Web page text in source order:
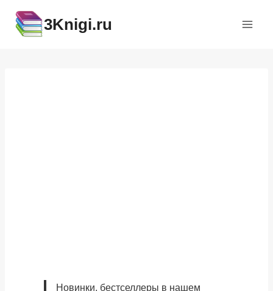
содержимому
3Knigi.ru
Новинки, бестселлеры в нашем